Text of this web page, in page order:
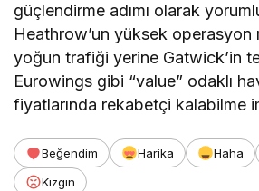
güçlendirme adımı olarak
Heathrow’un yüksek operasyon
yoğun trafiği yerine Gatwick’in
Eurowings gibi “value” odaklı
fiyatlarında rekabetçi kalabilme
Beğendim Harika Haha
Kızgın